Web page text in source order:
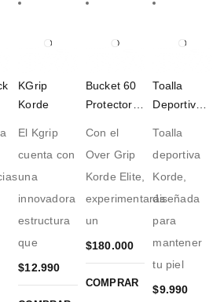
KGrip
Korde
El Kgrip
cuenta con
una
innovadora
estructura
que
$12.990
Bucket 60
Protectores
Con el
Over Grip
Korde Elite,
experimentarás
un
$180.000
COMPRAR
Toalla
Deportiva
Toalla
deportiva
Korde,
diseñada
para
mantener
tu piel
$9.990